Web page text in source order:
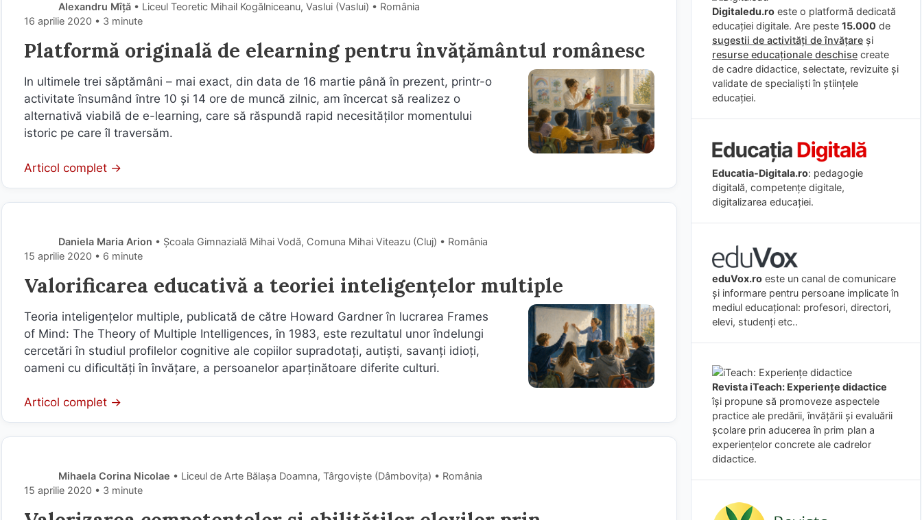
Alexandru Mîță • Liceul Teoretic Mihail Kogălniceanu, Vaslui (Vaslui) • România
16 aprilie 2020 • 3 minute
Platformă originală de elearning pentru învățământul românesc
In ultimele trei săptămâni – mai exact, din data de 16 martie până în prezent, printr-o
activitate însumând între 10 și 14 ore de muncă zilnic, am încercat să realizez o
alternativă viabilă de e-learning, care să răspundă rapid necesităților momentului
istoric pe care îl traversăm.
Articol complet →
Daniela Maria Arion • Școala Gimnazială Mihai Vodă, Comuna Mihai Viteazu (Cluj) • România
15 aprilie 2020 • 6 minute
Valorificarea educativă a teoriei inteligențelor multiple
Teoria inteligenţelor multiple, publicată de către Howard Gardner în lucrarea Frames
of Mind: The Theory of Multiple Intelligences, în 1983, este rezultatul unor îndelungi
cercetări în studiul profilelor cognitive ale copiilor supradotaţi, autişti, savanţi idioţi,
oameni cu dificultăţi în învăţare, a persoanelor aparţinătoare diferite culturi.
Articol complet →
Mihaela Corina Nicolae • Liceul de Arte Bălașa Doamna, Târgoviște (Dâmboviţa) • România
15 aprilie 2020 • 3 minute
Digitaledu.ro este o platformă dedicată
educației digitale. Are peste 15.000 de
sugestii de activități de învățare și
resurse educaționale deschise create
de cadre didactice, selectate, revizuite și
validate de specialiști în științele
educației.
Educatia-Digitala.ro: pedagogie
digitală, competențe digitale,
digitalizarea educației.
eduVox.ro este un canal de comunicare
și informare pentru persoane implicate în
mediul educațional: profesori, directori,
elevi, studenți etc..
Revista iTeach: Experienţe didactice
îşi propune să promoveze aspectele
practice ale predării, învăţării şi evaluării
şcolare prin aducerea în prim plan a
experienţelor concrete ale cadrelor
didactice.